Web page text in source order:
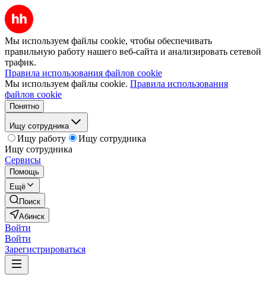
Мы используем файлы cookie, чтобы обеспечивать
правильную работу нашего веб-сайта и анализировать сетевой
трафик.
Правила использования файлов cookie
Мы используем файлы cookie. Правила использования
файлов cookie
Понятно
Ищу сотрудника
Ищу работу
Ищу сотрудника
Ищу сотрудника
Сервисы
Помощь
Ещё
Поиск
Абинск
Войти
Войти
Зарегистрироваться